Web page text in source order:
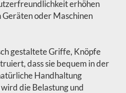
erhöhen
Geräten oder Maschinen
gestaltete Griffe, Knöpfe
dass sie bequem in der
Handhaltung
die Belastung und